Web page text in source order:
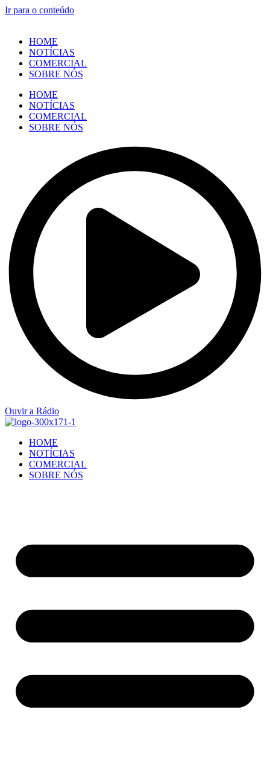
Ir para o conteúdo
HOME
NOTÍCIAS
COMERCIAL
SOBRE NÓS
HOME
NOTÍCIAS
COMERCIAL
SOBRE NÓS
Ouvir a Rádio
HOME
NOTÍCIAS
COMERCIAL
SOBRE NÓS